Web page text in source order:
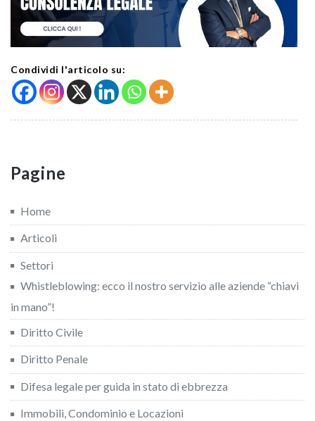
Condividi l'articolo su:
Pagine
Home
Articoli
Settori
Whistleblowing: ecco il nostro servizio alle aziende “chiavi
in mano”!
Diritto Civile
Diritto Penale
Difesa legale per guida in stato di ebbrezza
Immobili, Condominio e Locazioni